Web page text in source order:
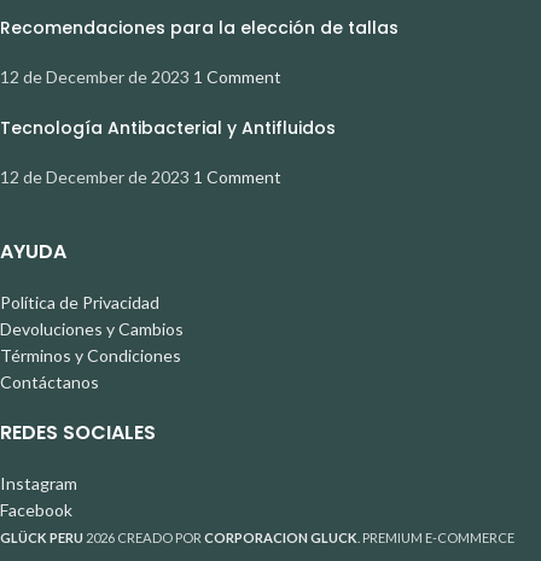
Recomendaciones para la elección de tallas
12 de December de 2023 1 Comment
Tecnología Antibacterial y Antifluidos
12 de December de 2023 1 Comment
AYUDA
Política de Privacidad
Devoluciones y Cambios
Términos y Condiciones
Contáctanos
REDES SOCIALES
Instagram
Facebook
GLÜCK PERU 2026 CREADO POR CORPORACION GLUCK . PREMIUM E-COMMERCE